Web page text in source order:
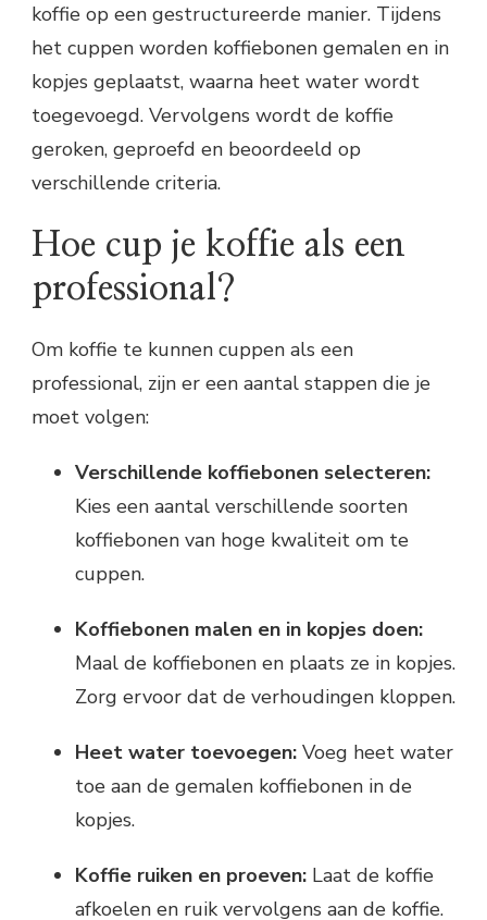
koffie op een gestructureerde manier. Tijdens
het cuppen worden koffiebonen gemalen en in
kopjes geplaatst, waarna heet water wordt
toegevoegd. Vervolgens wordt de koffie
geroken, geproefd en beoordeeld op
verschillende criteria.
Hoe cup je koffie als een
professional?
Om koffie te kunnen cuppen als een
professional, zijn er een aantal stappen die je
moet volgen:
Verschillende koffiebonen selecteren:
Kies een aantal verschillende soorten
koffiebonen van hoge kwaliteit om te
cuppen.
Koffiebonen malen en in kopjes doen:
Maal de koffiebonen en plaats ze in kopjes.
Zorg ervoor dat de verhoudingen kloppen.
Heet water toevoegen: Voeg heet water
toe aan de gemalen koffiebonen in de
kopjes.
Koffie ruiken en proeven: Laat de koffie
afkoelen en ruik vervolgens aan de koffie.